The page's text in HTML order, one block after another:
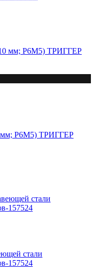
мм; P6M5) ТРИГГЕР
стали
157524